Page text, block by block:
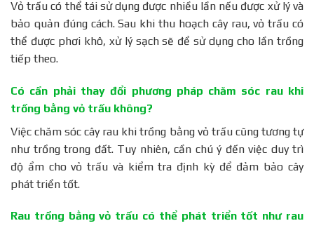
Vỏ trấu có thể tái sử dụng được nhiều lần nếu được xử lý và
bảo quản đúng cách. Sau khi thu hoạch cây rau, vỏ trấu có
thể được phơi khô, xử lý sạch sẽ để sử dụng cho lần trồng
tiếp theo.
Có cần phải thay đổi phương pháp chăm sóc rau khi
trồng bằng vỏ trấu không?
Việc chăm sóc cây rau khi trồng bằng vỏ trấu cũng tương tự
như trồng trong đất. Tuy nhiên, cần chú ý đến việc duy trì
độ ẩm cho vỏ trấu và kiểm tra định kỳ để đảm bảo cây
phát triển tốt.
Rau trồng bằng vỏ trấu có thể phát triển tốt như rau